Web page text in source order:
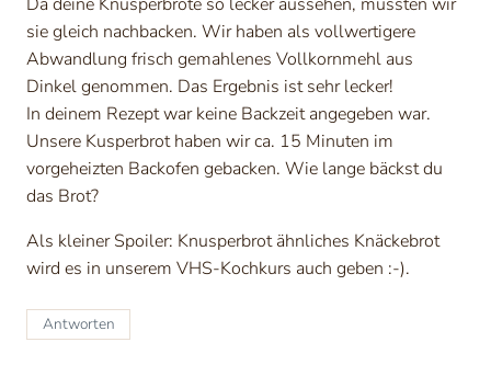
sie gleich nachbacken. Wir haben als vollwertigere
Abwandlung frisch gemahlenes Vollkornmehl aus
Dinkel genommen. Das Ergebnis ist sehr lecker!
In deinem Rezept war keine Backzeit angegeben war.
Unsere Kusperbrot haben wir ca. 15 Minuten im
vorgeheizten Backofen gebacken. Wie lange bäckst du
das Brot?
Als kleiner Spoiler: Knusperbrot ähnliches Knäckebrot
wird es in unserem VHS-Kochkurs auch geben :-).
Antworten